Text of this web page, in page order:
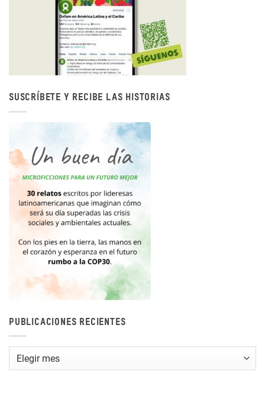
SUSCRÍBETE Y RECIBE LAS HISTORIAS
PUBLICACIONES RECIENTES
Publicaciones
recientes